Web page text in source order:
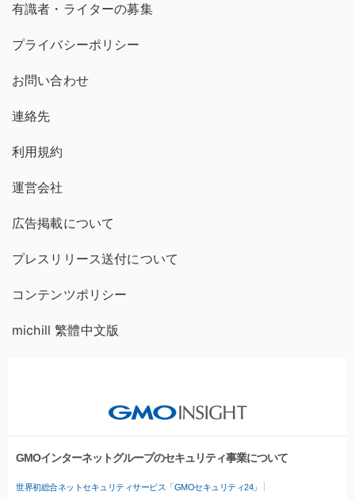
有識者・ライターの募集
プライバシーポリシー
お問い合わせ
連絡先
利用規約
運営会社
広告掲載について
プレスリリース送付について
コンテンツポリシー
michill 繁體中文版
GMOインターネットグループのセキュリティ事業について
世界初総合ネットセキュリティサービス「GMOセキュリティ24」